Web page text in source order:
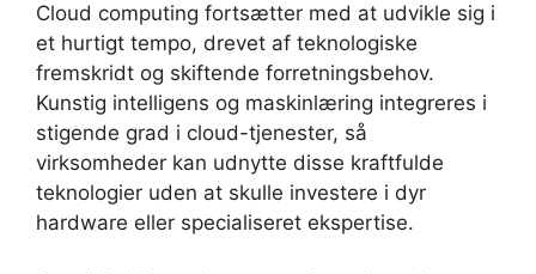
Cloud computing fortsætter med at udvikle sig i
et hurtigt tempo, drevet af teknologiske
fremskridt og skiftende forretningsbehov.
Kunstig intelligens og maskinlæring integreres i
stigende grad i cloud-tjenester, så
virksomheder kan udnytte disse kraftfulde
teknologier uden at skulle investere i dyr
hardware eller specialiseret ekspertise.